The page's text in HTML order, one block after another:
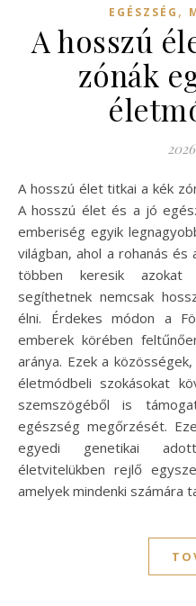
EGÉSZSÉG ,
A hosszú
zónák
A hosszú élet titkai a kék zónák egészséges életmódjában
A hosszú élet és a jó
emberiség egyik
világban, ahol a rohanás
többen keresik azokat
segíthetnek nemcsak
élni. Érdekes módon a
emberek körében
aránya. Ezek a
életmódbeli szokásokat
szemszögéből is
egészség megőrzését.
egyedi genetikai
életvitelükben rejlő
amelyek mindenki számára